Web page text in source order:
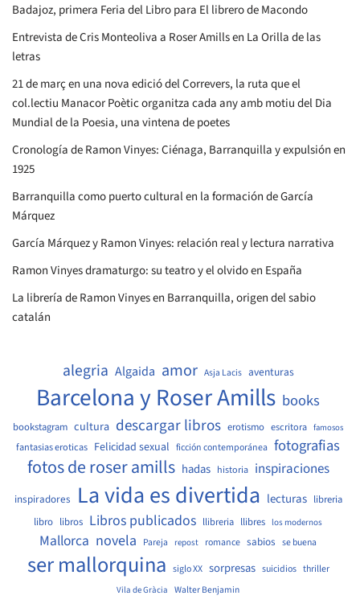
Badajoz, primera Feria del Libro para El librero de Macondo
Entrevista de Cris Monteoliva a Roser Amills en La Orilla de las
letras
21 de març en una nova edició del Correvers, la ruta que el
col.lectiu Manacor Poètic organitza cada any amb motiu del Dia
Mundial de la Poesia, una vintena de poetes
Cronología de Ramon Vinyes: Ciénaga, Barranquilla y expulsión en
1925
Barranquilla como puerto cultural en la formación de García
Márquez
García Márquez y Ramon Vinyes: relación real y lectura narrativa
Ramon Vinyes dramaturgo: su teatro y el olvido en España
La librería de Ramon Vinyes en Barranquilla, origen del sabio
catalán
alegria Algaida amor Asja Lacis aventuras
Barcelona y Roser Amills books
bookstagram cultura descargar libros erotismo escritora famosos
fantasias eroticas Felicidad sexual ficción contemporánea fotografias
fotos de roser amills hadas historia inspiraciones
inspiradores La vida es divertida lecturas libreria
libro libros Libros publicados llibreria llibres los modernos
Mallorca novela Pareja repost romance sabios se buena
ser mallorquina siglo XX sorpresas suicidios thriller
Vila de Gràcia Walter Benjamin